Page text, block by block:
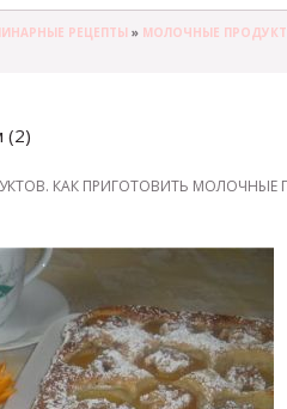
РЕЦЕПТЫ » МОЛОЧНЫЕ
(2)
КАК ПРИГОТОВИТЬ МОЛОЧНЫЕ